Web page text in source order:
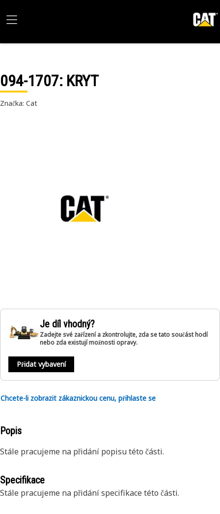
094-1707: KRYT
Značka: Cat
Je díl vhodný?
Zadejte své zařízení a zkontrolujte, zda se tato součást hodí
nebo zda existují možnosti opravy.
Přidat vybavení
Chcete-li zobrazit zákaznickou cenu, přihlaste se
Popis
Stále pracujeme na přidání popisu této části.
Specifikace
Stále pracujeme na přidání specifikace této části.